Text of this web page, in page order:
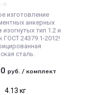
изготовление
анкерных
изогнутых тип 1.2 и
ГОСТ 24379.1-2012!
сталь.
руб. / комплект
4.13 кг